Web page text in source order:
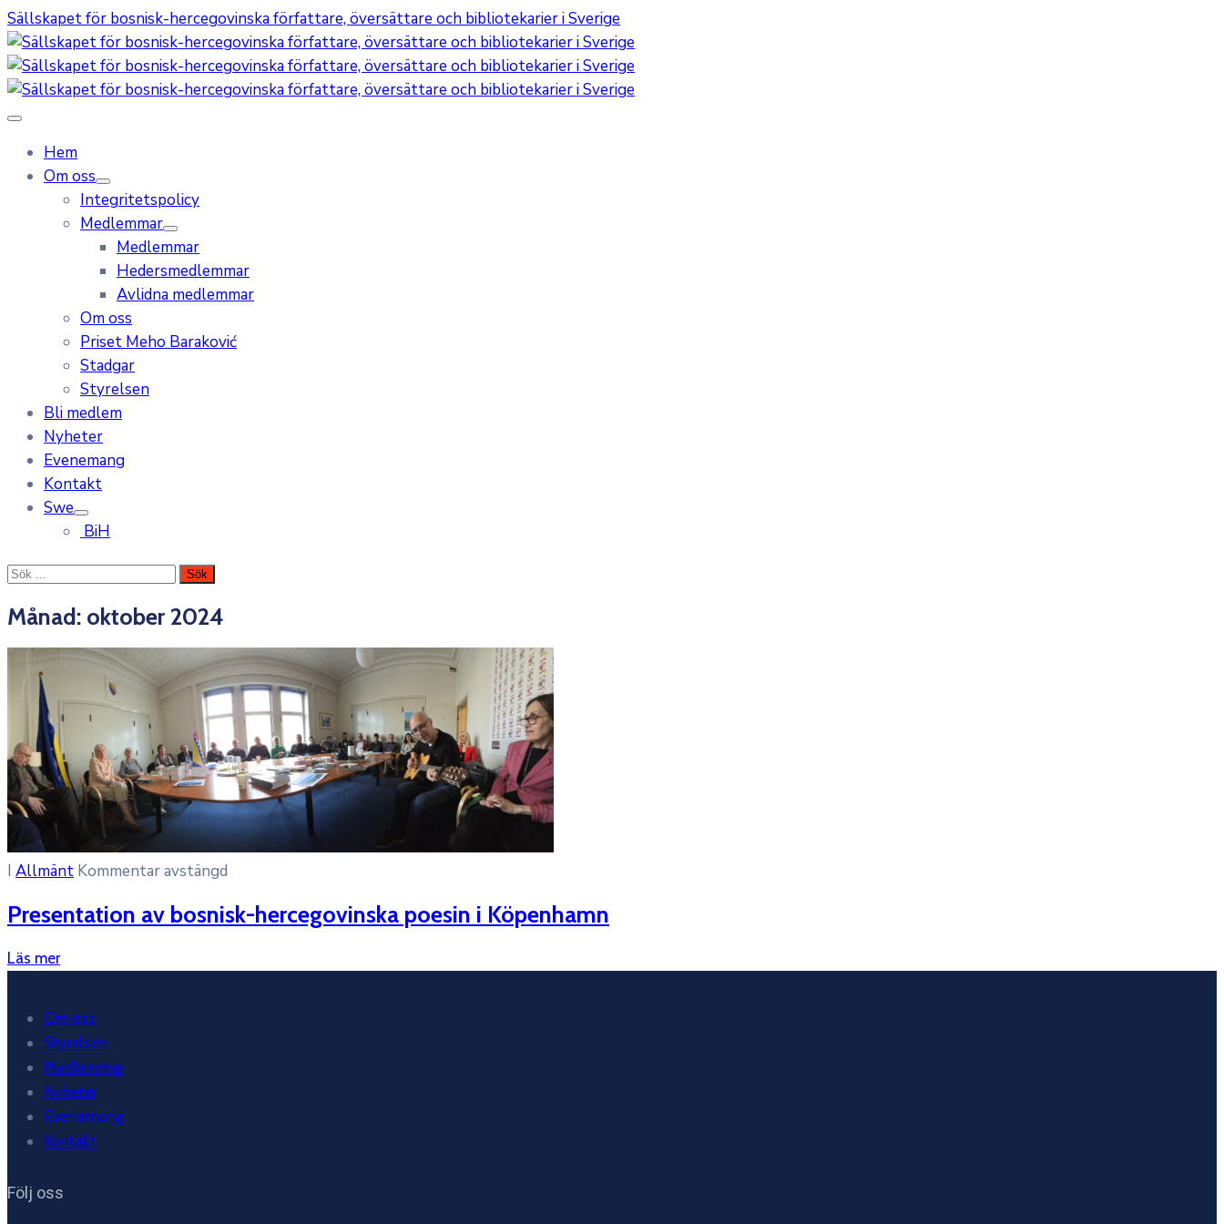
Sällskapet för bosnisk-hercegovinska författare, översättare och bibliotekarier i Sverige
Hem
Om oss
Integritetspolicy
Medlemmar
Medlemmar
Hedersmedlemmar
Avlidna medlemmar
Om oss
Priset Meho Baraković
Stadgar
Styrelsen
Bli medlem
Nyheter
Evenemang
Kontakt
Swe
BiH
Månad: oktober 2024
I Allmänt Kommentar avstängd
Presentation av bosnisk-hercegovinska poesin i Köpenhamn
Läs mer
Om oss
Styrelsen
Medlemmar
Nyheter
Evenemang
Kontakt
Följ oss